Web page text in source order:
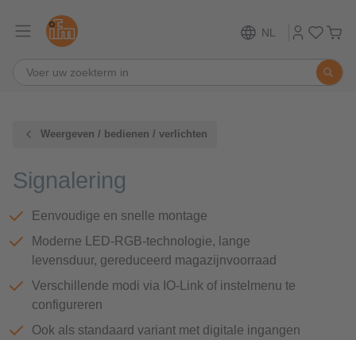
NL
Weergeven / bedienen / verlichten
Signalering
Eenvoudige en snelle montage
Moderne LED-RGB-technologie, lange
levensduur, gereduceerd magazijnvoorraad
Verschillende modi via IO-Link of instelmenu te
configureren
Ook als standaard variant met digitale ingangen